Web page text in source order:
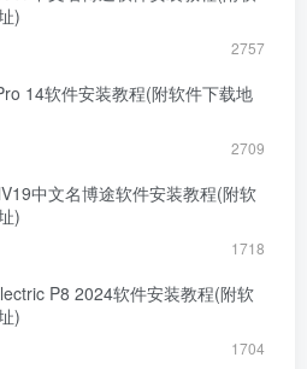
)
2757
14软件安装教程(附软件下载地
2709
中文名博途软件安装教程(附软
)
1718
P8 2024软件安装教程(附软
)
1704